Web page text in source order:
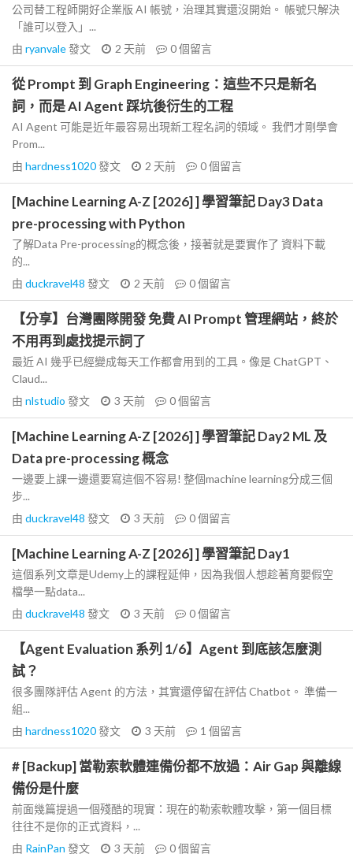
公司替工程師開好企業版 AI 帳號，治理其實還沒開始。 帳號只解決
「誰可以登入」...
由 ryanvale發文 2 天前 0個留言
從 Prompt 到 Graph Engineering：這些不只是新名
詞，而是 AI Agent 踩坑後衍生的工程
AI Agent 可能是近年最容易出現新工程名詞的領域。 我們才剛學會
Prom...
由 hardness1020發文 2 天前 0個留言
[Machine Learning A-Z [2026] ] 學習筆記 Day3 Data
pre-processing with Python
了解Data Pre-processing的概念後，接著就是要實作了 資料下載
的...
由 duckravel48 發文 2 天前 0個留言
【分享】台灣團隊開發 免費 AI Prompt 管理網站，終於
不用再到處找提示詞了
最近 AI 幾乎已經變成每天工作都會用到的工具。像是 ChatGPT、
Claud...
由 nlstudio 發文 3 天前 0個留言
[Machine Learning A-Z [2026] ] 學習筆記 Day2 ML 及
Data pre-processing 概念
一邊要上課一邊還要寫這個不容易! 整個machine learning分成三個
步...
由 duckravel48 發文 3 天前 0個留言
[Machine Learning A-Z [2026] ] 學習筆記 Day1
這個系列文章是Udemy上的課程延伸，因為我個人想趁著育嬰假空
檔學一點data...
由 duckravel48 發文 3 天前 0個留言
【Agent Evaluation 系列 1/6】Agent 到底該怎麼測
試？
很多團隊評估 Agent 的方法，其實還停留在評估 Chatbot。 準備一
組...
由 hardness1020發文 3 天前 1 個留言
# [Backup] 當勒索軟體連備份都不放過：Air Gap 與離線
備份是什麼
前面幾篇提過一個殘酷的現實：現在的勒索軟體攻擊，第一個目標
往往不是你的正式資料，...
由 RainPan 發文 3 天前 0個留言